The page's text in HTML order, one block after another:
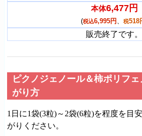
本体6,477円
(税込6,995円 、 税518
販売終了です。
ピクノジェノール＆柿ポリフ
がり方
1日に1袋(3粒)～2袋(6粒)を程度を目
がりください。